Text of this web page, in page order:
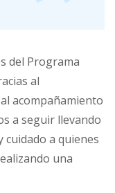
del Programa
al
acompañamiento
a seguir llevando
cuidado a quienes
una